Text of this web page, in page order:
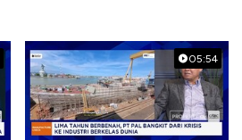
05:54